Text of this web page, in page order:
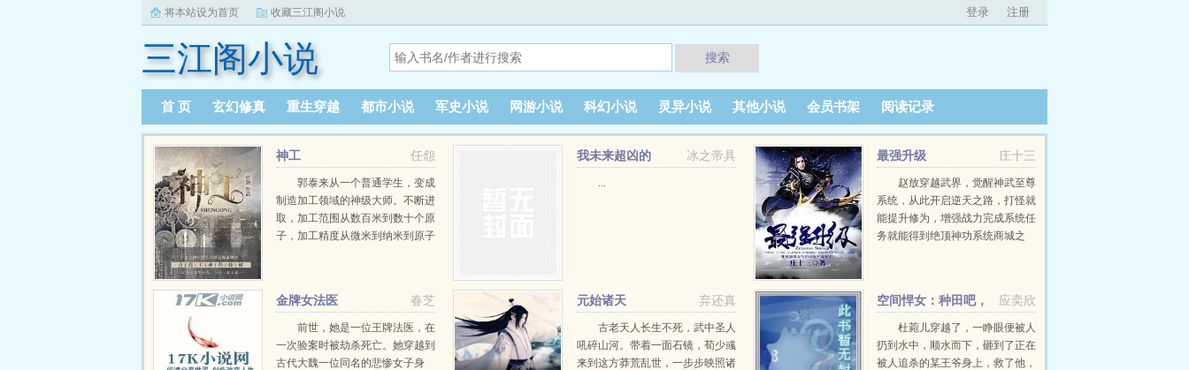
将本站设为首页 收藏三江阁小说 登录 注册
三江阁小说 搜索
首 页 玄幻修真 重生穿越 都市小说 军史小说 网游小说 科幻小说 灵异小说 其他小说 会员书架 阅读记录
任怨
神工
郭泰来从一个普通学生，变成
制造加工领域的神级大师。不断进
取，加工范围从数百米到数十个原
子，加工精度从微米到纳米到原子
向华夏进口技术，是不是应该...
冰之帝具
我未来超凶的
...
庄十三
最强升级
赵放穿越武界，觉醒神武至尊
系统，从此开启逆天之路，打怪就
能提升修为，增强战力完成系统任
务就能得到绝顶神功系统商城之
大！身份我要最尊贵！九天...
春芝
金牌女法医
前世，她是一位王牌法医，在
一次验案时被劫杀死亡。她穿越到
古代大魏一位同名的悲惨女子身
弃还真
元始诸天
古老天人长生不死，武中圣人
吼碎山河。带着一面石镜，荀少彧
来到这方莽荒乱世，一步步映照诸
应奕欣
空间悍女：种田吧，
王爷！杜菀儿穿越了，一睁眼便被人
扔到水中，顺水而下，砸到了正在
被人追杀的某王爷身上，救了他，